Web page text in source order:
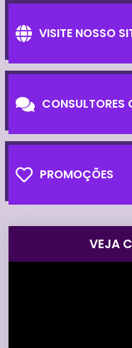
VISITE NOSSO
CONSULTORES
PROMOÇÕES
VEJA